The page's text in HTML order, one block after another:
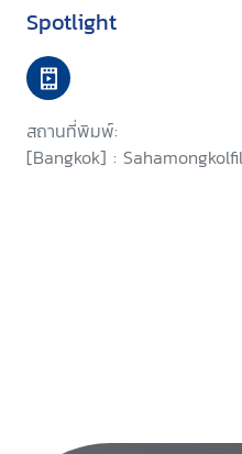
Spotlight
สถานที่พิมพ์:
[Bangkok] :